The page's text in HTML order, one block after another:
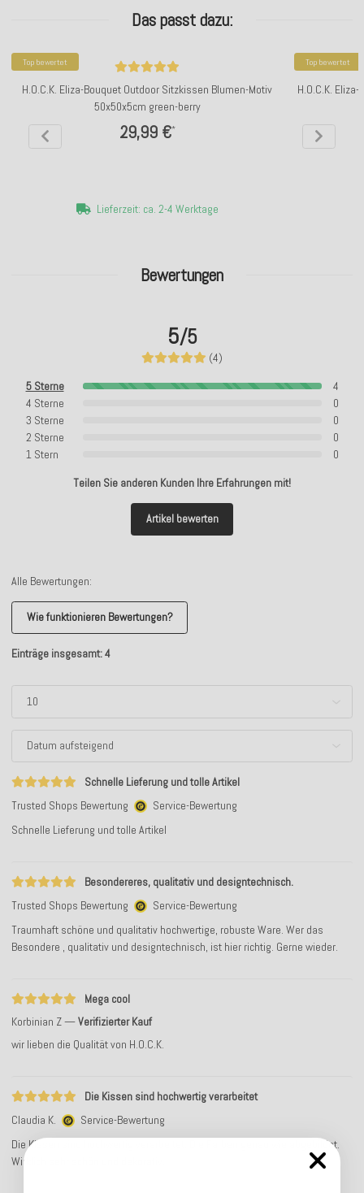
Bewertungen
5/5
(4)
5 Sterne
4
4 Sterne
0
3 Sterne
0
2 Sterne
0
1 Stern
0
Teilen Sie anderen Kunden Ihre Erfahrungen mit!
Artikel bewerten
Alle Bewertungen:
Wie funktionieren Bewertungen?
Einträge insgesamt: 4
Schnelle Lieferung und tolle Artikel
Trusted Shops Bewertung
Service-Bewertung
Schnelle Lieferung und tolle Artikel
Besondereres, qualitativ und designtechnisch.
Trusted Shops Bewertung
Service-Bewertung
Traumhaft schöne und qualitativ hochwertige, robuste Ware. Wer das
Besondere , qualitativ und designtechnisch, ist hier richtig. Gerne wieder.
Mega cool
Korbinian Z
Verifizierter Kauf
wir lieben die Qualität von H.O.C.K.
Die Kissen sind hochwertig verarbeitet
Claudia K.
Service-Bewertung
Die Kissen sind hochwertig verarbeitet. Die Farben genau wie abgebildet.
Wirklich sehr schön und dekorativ.
Das passt dazu:
Top bewertet
H.O.C.K. Eliza-Bouquet Outdoor Sitzkissen Blumen-Motiv
50x50x5cm green-berry
29,99 €*
Lieferzeit: ca. 2-4 Werktage
Top bewertet
H.O.C.K.